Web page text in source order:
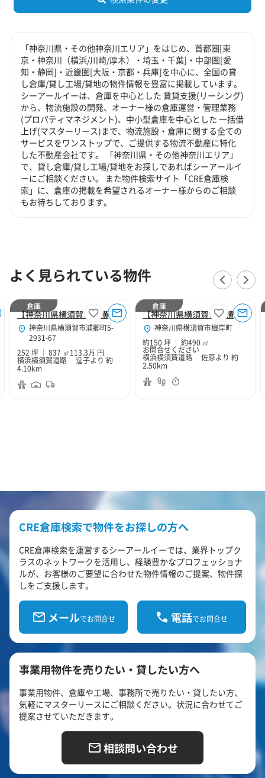
「神奈川県・その他神奈川エリア」をはじめ、首都圏[東
京・神奈川（横浜/川崎/厚木）・埼玉・千葉]・中部圏[愛
知・静岡]・近畿圏[大阪・京都・兵庫]を中心に、全国の貸
し倉庫/貸し工場/貸地の物件情報を豊富に掲載しています。
シーアールイーは、倉庫を中心とした 賃貸支援(リーシング)
から、物流施設の開発、オーナー様の倉庫運営・管理業務
(プロパティマネジメント)、中小型倉庫を中心とした 一括借
上げ(マスターリース)まで、物流施設・倉庫に関する全ての
サービスをワンストップで、ご提供する物流不動産に特化
した不動産会社です。 「神奈川県・その他神奈川エリア」
で、貸し倉庫/貸し工場/貸地をお探しであればシーアールイ
ーにご相談ください。 また物件検索サイト「CRE倉庫検
索」に、倉庫の掲載を希望されるオーナー様からのご相談
もお待ちしております。
よく見られている物件
【神奈川県横須賀市】横須賀市浦郷町252坪倉庫
神奈川県横須賀市浦郷町5-
2931-67
252 坪
837 ㎡113.3万 円
横浜横須賀道路 逗子より 約
4.10km
倉庫
【神奈川県横須賀市】横須賀市根岸町4丁目150坪倉庫
神奈川県横須賀市根岸町
約150 坪
約490 ㎡
お問合せください
横浜横須賀道路 佐原より 約
2.50km
倉庫
CRE倉庫検索で物件をお探しの方へ
CRE倉庫検索を運営するシーアールイーでは、業界トップク
ラスのネットワークを活用し、経験豊かなプロフェッショナ
ルが、お客様のご要望に合わせた物件情報のご提案、物件探
しをご支援します。
メールでお問合せ 電話でお問合せ
事業用物件を売りたい・貸したい方へ
事業用物件、倉庫や工場、事務所で売りたい・貸したい方、
気軽にマスターリースにご相談ください。状況に合わせてご
提案させていただきます。
相談問い合わせ